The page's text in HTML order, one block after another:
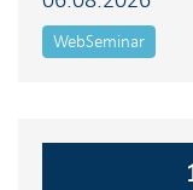
WebSeminar